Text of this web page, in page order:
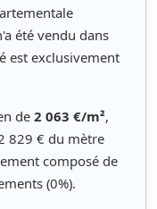
été vendu dans
est exclusivement
de 2 063 €/m²,
829 € du mètre
composé de
(0%).